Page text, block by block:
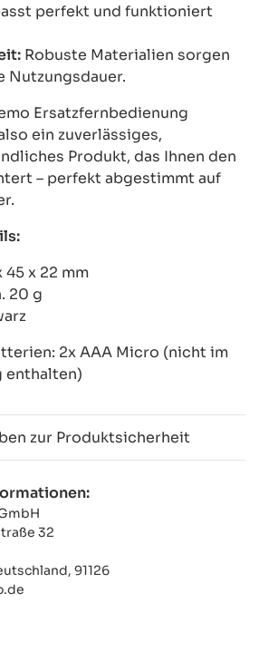
perfekt und funktioniert
Robuste Materialien sorgen
Nutzungsdauer.
Ersatzfernbedienung
ein zuverlässiges,
Produkt, das Ihnen den
– perfekt abgestimmt auf
45 x 22 mm
20 g
2x AAA Micro (nicht im
enthalten)
zur Produktsicherheit
32
91126